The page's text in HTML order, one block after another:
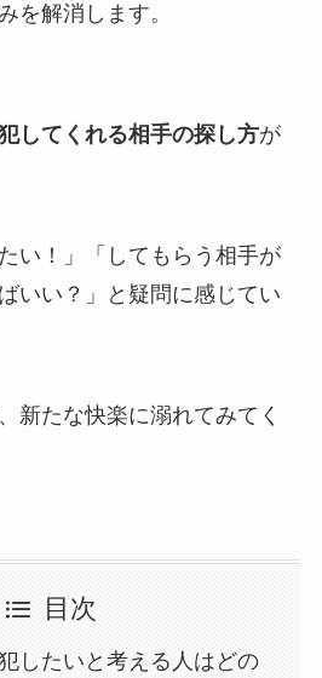
を解消します。
してくれる相手の探し方が
い！」「してもらう相手が
いい？」と疑問に感じてい
新たな快楽に溺れてみてく
目次
したいと考える人はどの